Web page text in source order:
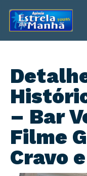
– Bar
Filme
Cravo